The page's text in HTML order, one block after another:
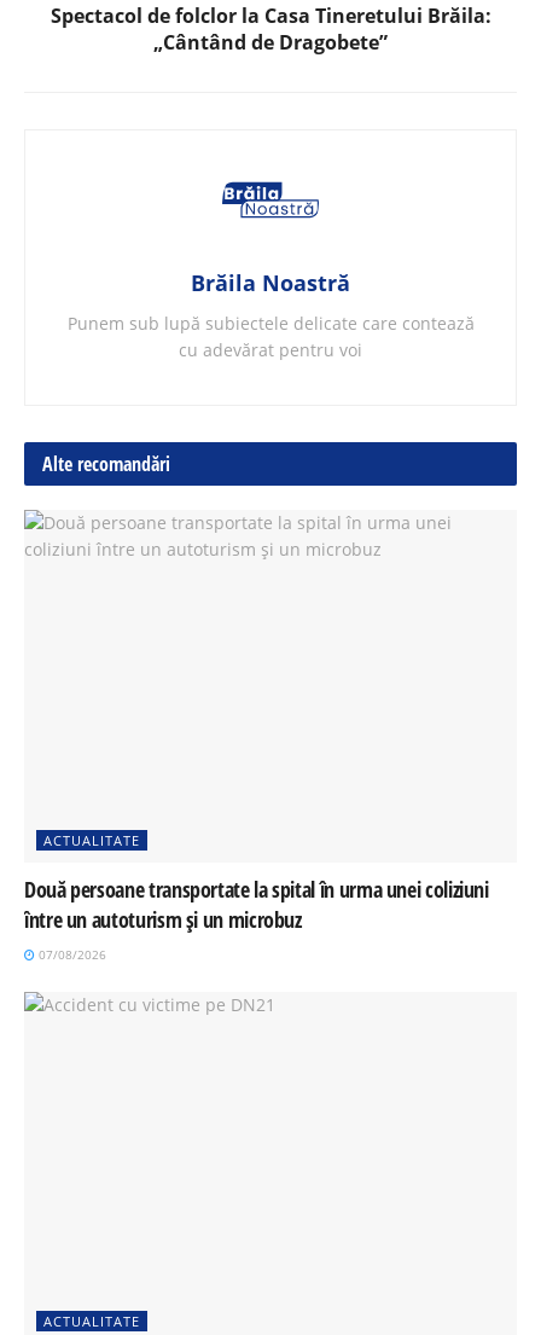
Spectacol de folclor la Casa Tineretului Brăila:
„Cântând de Dragobete”
Brăila Noastră
Punem sub lupă subiectele delicate care contează
cu adevărat pentru voi
Alte recomandări
ACTUALITATE
Două persoane transportate la spital în urma unei coliziuni
între un autoturism și un microbuz
07/08/2026
ACTUALITATE